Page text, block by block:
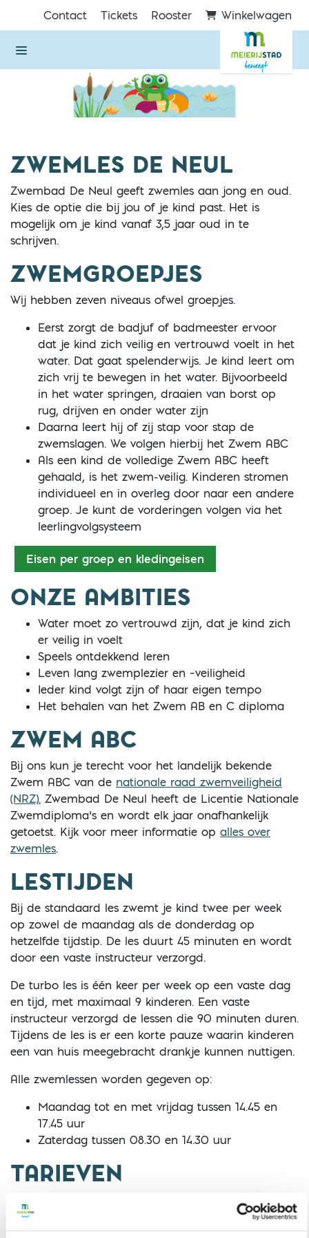
Direct naar de inhoud van de pagina
Contact Tickets Rooster Winkelwagen
ZWEMLES DE NEUL
Zwembad De Neul geeft zwemles aan jong en oud.
Kies de optie die bij jou of je kind past. Het is
mogelijk om je kind vanaf 3,5 jaar oud in te
schrijven.
ZWEMGROEPJES
Wij hebben zeven niveaus ofwel groepjes.
Eerst zorgt de badjuf of badmeester ervoor
dat je kind zich veilig en vertrouwd voelt in het
water. Dat gaat spelenderwijs. Je kind leert om
zich vrij te bewegen in het water. Bijvoorbeeld
in het water springen, draaien van borst op
rug, drijven en onder water zijn
Daarna leert hij of zij stap voor stap de
zwemslagen. We volgen hierbij het Zwem ABC
Als een kind de volledige Zwem ABC heeft
gehaald, is het zwem-veilig. Kinderen stromen
individueel en in overleg door naar een andere
groep. Je kunt de vorderingen volgen via het
leerlingvolgsysteem
Eisen per groep en kledingeisen
ONZE AMBITIES
Water moet zo vertrouwd zijn, dat je kind zich
er veilig in voelt
Speels ontdekkend leren
Leven lang zwemplezier en –veiligheid
Ieder kind volgt zijn of haar eigen tempo
Het behalen van het Zwem AB en C diploma
ZWEM ABC
Bij ons kun je terecht voor het landelijk bekende
Zwem ABC van de nationale raad zwemveiligheid
(NRZ). Zwembad De Neul heeft de Licentie Nationale
Zwemdiploma’s en wordt elk jaar onafhankelijk
getoetst. Kijk voor meer informatie op alles over
zwemles.
LESTIJDEN
Bij de standaard les zwemt je kind twee per week
op zowel de maandag als de donderdag op
hetzelfde tijdstip. De les duurt 45 minuten en wordt
door een vaste instructeur verzorgd.
De turbo les is één keer per week op een vaste dag
en tijd, met maximaal 9 kinderen. Een vaste
instructeur verzorgd de lessen die 90 minuten duren.
Tijdens de les is er een korte pauze waarin kinderen
een van huis meegebracht drankje kunnen nuttigen.
Alle zwemlessen worden gegeven op:
Maandag tot en met vrijdag tussen 14.45 en
17.45 uur
Zaterdag tussen 08.30 en 14.30 uur
TARIEVEN